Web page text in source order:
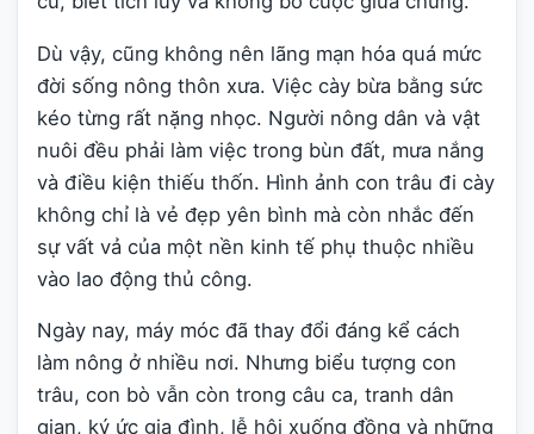
Dù vậy, cũng không nên lãng mạn hóa quá mức
đời sống nông thôn xưa. Việc cày bừa bằng sức
kéo từng rất nặng nhọc. Người nông dân và vật
nuôi đều phải làm việc trong bùn đất, mưa nắng
và điều kiện thiếu thốn. Hình ảnh con trâu đi cày
không chỉ là vẻ đẹp yên bình mà còn nhắc đến
sự vất vả của một nền kinh tế phụ thuộc nhiều
vào lao động thủ công.
Ngày nay, máy móc đã thay đổi đáng kể cách
làm nông ở nhiều nơi. Nhưng biểu tượng con
trâu, con bò vẫn còn trong câu ca, tranh dân
gian, ký ức gia đình, lễ hội xuống đồng và những